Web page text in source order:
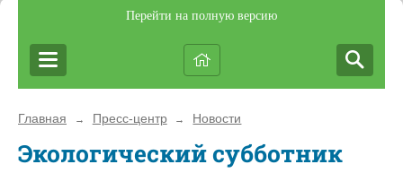
Перейти на полную версию
Главная → Пресс-центр → Новости
Экологический субботник